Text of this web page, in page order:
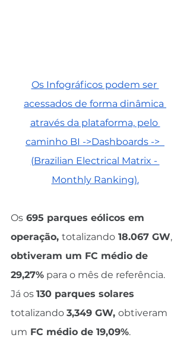
Os Infográficos podem ser
acessados de forma dinâmica
através da plataforma, pelo
caminho BI ->Dashboards ->
(Brazilian Electrical Matrix -
Monthly Ranking).
Os 695 parques eólicos em
operação, totalizando 18.067 GW,
obtiveram um FC médio de
29,27% para o mês de referência.
Já os 130 parques solares
totalizando 3,349 GW, obtiveram
um FC médio de 19,09%.